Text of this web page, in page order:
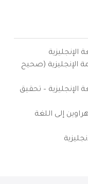
الإنجليزية
الإنجليزية (صحيح
الإنجليزية – تحقيق
إلى اللغة